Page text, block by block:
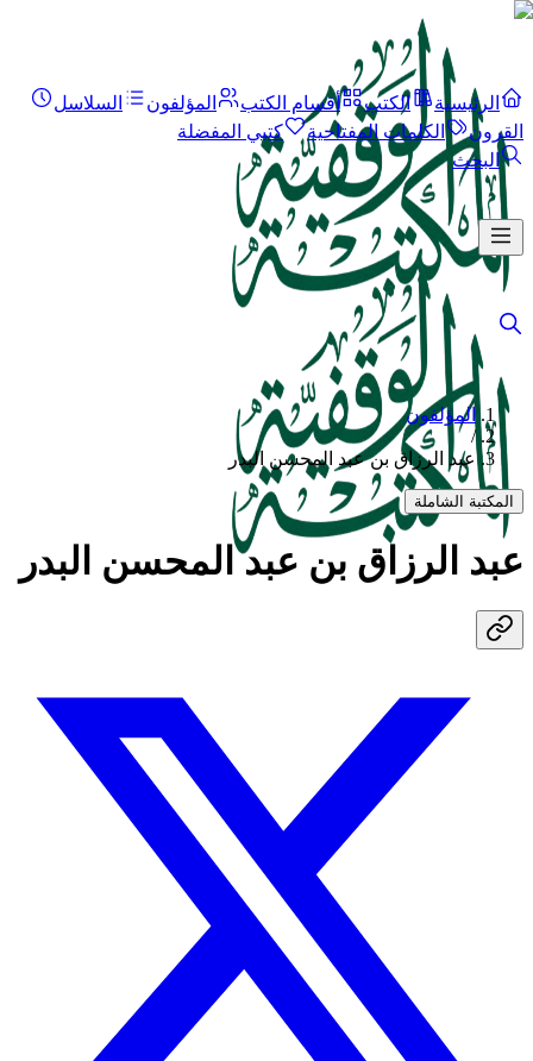
الرئيسية الكتب أقسام الكتب المؤلفون
السلاسل
القرون
الكلمات المفتاحية
كتبي المفضلة
البحث
المؤلفون
/
عبد الرزاق بن عبد المحسن البدر
المكتبة الشاملة
عبد الرزاق بن عبد المحسن البدر